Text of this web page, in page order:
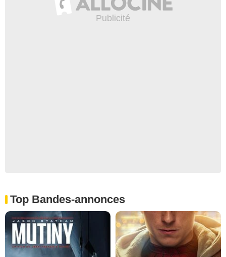
Top Bandes-annonces